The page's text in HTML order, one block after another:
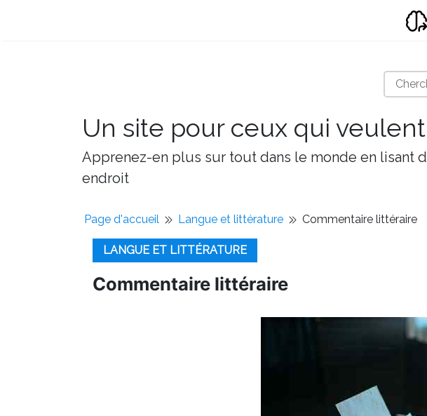
Un site pour ceux qui
Apprenez-en plus sur tout dans le monde en lisant
endroit
Page d'accueil Langue et littérature Commentaire littéraire
LANGUE ET LITTÉRATURE
Commentaire littéraire